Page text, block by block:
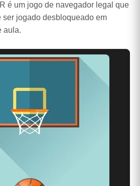
é um jogo de navegador legal que
ser jogado desbloqueado em
aula.